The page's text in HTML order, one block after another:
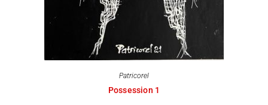
Patricorel
Possession 1